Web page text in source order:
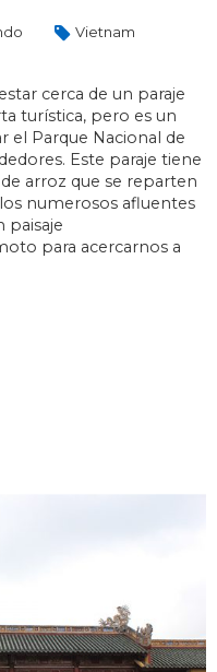
Vietnam
cerca de un paraje
turística, pero es un
el Parque Nacional de
Este paraje tiene
arroz que se reparten
numerosos afluentes
paisaje
para acercarnos a